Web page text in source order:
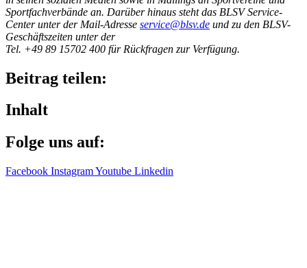
Sport­fach­ver­bände an. Darüber hinaus steht das BLSV Service-
Center unter der Mail-Adresse service@​blsv.​de und zu den BLSV-
Geschäfts­zei­ten unter der
Tel. +49 89 15702 400 für Rück­fra­gen zur Verfügung.
Beitrag teilen:
Inhalt
Folge uns auf:
Facebook InstagramYoutube Linkedin